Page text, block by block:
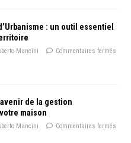
: un outil essentiel
Mancini Commentaires fermés
de la gestion
maison
Mancini Commentaires fermés